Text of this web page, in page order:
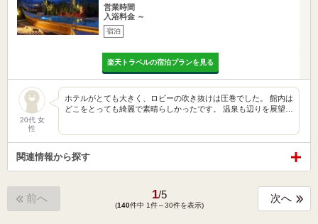
営業時間
入浴料金 ～
宿泊
楽天トラベルの宿泊プランを見る
20代 女
性
ホテルがとても大きく、ロビーの吹き抜けは圧巻でした。 館内は
どこをとっても綺麗で素晴らしかったです。 温泉も辺りを展望…
関連情報から探す
前へ 1/5
(140件中 1件～30件を表示)
次へ